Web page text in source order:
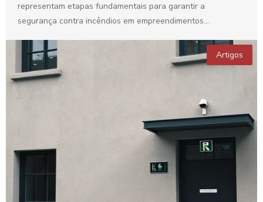
representam etapas fundamentais para garantir a
segurança contra incêndios em empreendimentos
Artigos